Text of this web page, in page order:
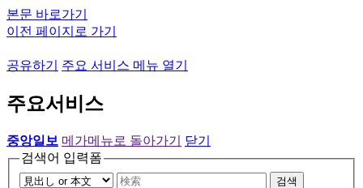
본문 바로가기
이전 페이지로 가기
공유하기 주요 서비스 메뉴 열기
주요서비스
중앙일보 메가메뉴로 돌아가기
닫기
검색어 입력폼
검색